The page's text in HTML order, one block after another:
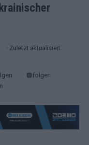
· Zuletzt aktualisiert:
folgen